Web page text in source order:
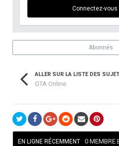
Connectez-
Abonnés
ALLER SUR LA LISTE DES
GTA Online
EN LIGNE RÉCEMMENT 0 MEMBRE